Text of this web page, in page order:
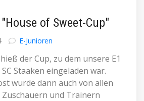
of Sweet-Cup"
E-Junioren
der Cup, zu dem unsere E1
Staaken eingeladen war.
wurde dann auch von allen
und Trainern